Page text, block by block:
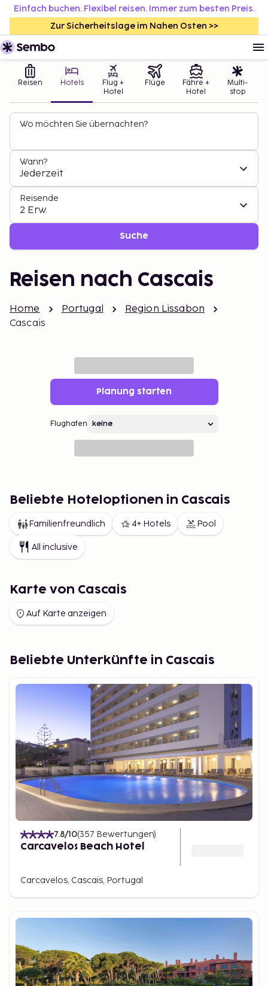
Einfach buchen. Flexibel reisen. Immer zum besten Preis.
Zur Sicherheitslage im Nahen Osten >>
Reisen Hotels
Flug +
Hotel
Flüge
Fähre +
Hotel
Multi-
stop
Wo möchten Sie übernachten?
Wann?
Jederzeit
Reisende
2 Erw.
Suche
Reisen nach Cascais
Home Portugal
Region Lissabon
Cascais
Planung starten
Flughafen
Beliebte Hoteloptionen in Cascais
Familienfreundlich 4+ Hotels Pool
All inclusive
Karte von Cascais
Auf Karte anzeigen
Beliebte Unterkünfte in Cascais
7.8/10(357 Bewertungen)
Carcavelos Beach Hotel
Carcavelos, Cascais, Portugal